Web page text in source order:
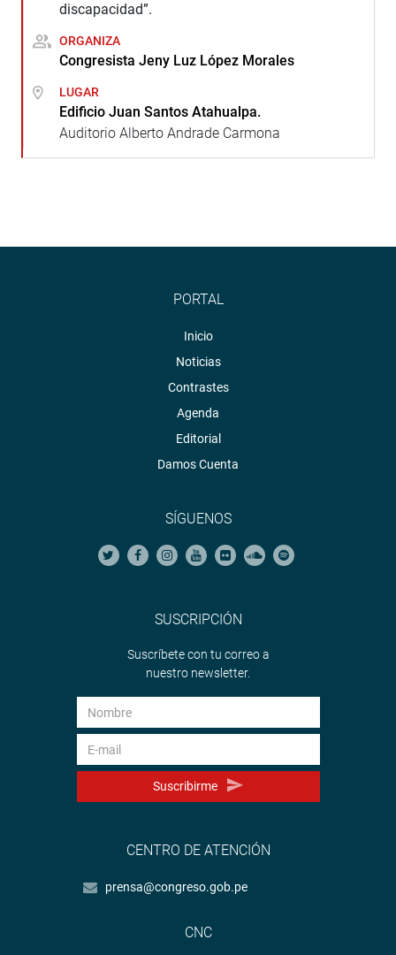
discapacidad”.
ORGANIZA
Congresista Jeny Luz López Morales
LUGAR
Edificio Juan Santos Atahualpa.
Auditorio Alberto Andrade Carmona
PORTAL
Inicio
Noticias
Contrastes
Agenda
Editorial
Damos Cuenta
SÍGUENOS
SUSCRIPCIÓN
Suscríbete con tu correo a
nuestro newsletter.
Suscribirme
CENTRO DE ATENCIÓN
prensa@congreso.gob.pe
CNC